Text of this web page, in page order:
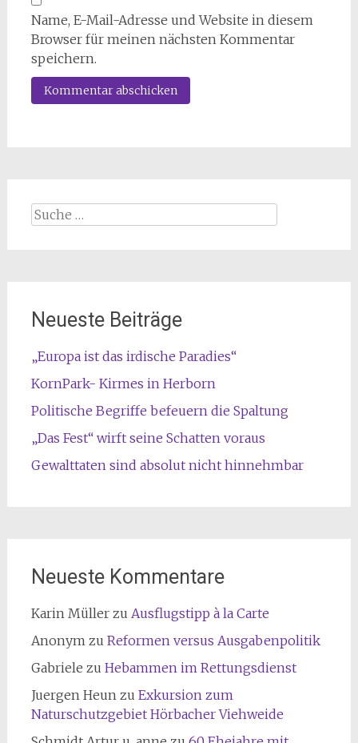
Name, E-Mail-Adresse und Website in diesem
Browser für meinen nächsten Kommentar
speichern.
Suche
Neueste Beiträge
„Europa ist das irdische Paradies“
KornPark- Kirmes in Herborn
Politische Begriffe befeuern die Spaltung
„Das Fest“ wirft seine Schatten voraus
Gewalttaten sind absolut nicht hinnehmbar
Neueste Kommentare
Karin Müllerzu Ausflugstipp à la Carte
Anonymzu Reformen versus Ausgabenpolitik
Gabriele zu Hebammen im Rettungsdienst
Juergen Heunzu Exkursion zum
Naturschutzgebiet Hörbacher Viehweide